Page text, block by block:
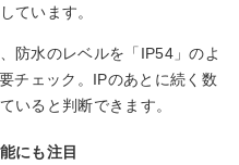
ています。
防水のレベルを「IP54」のよ
チェック。IPのあとに続く数
いると判断できます。
にも注目